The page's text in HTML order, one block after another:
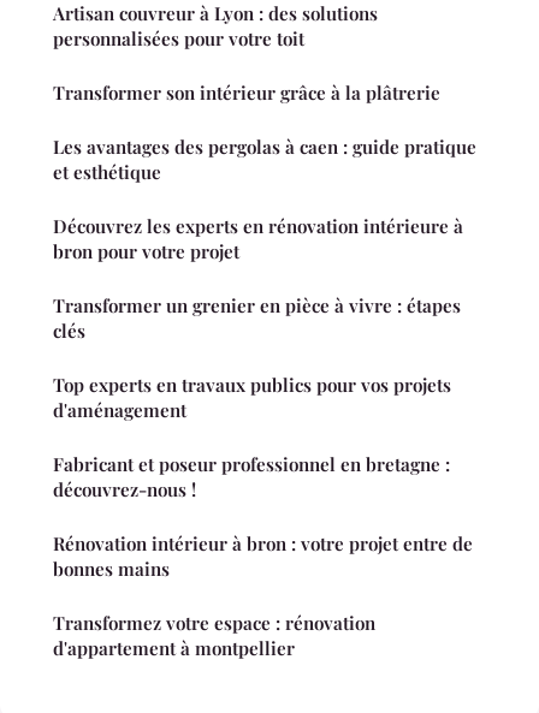
Artisan couvreur à Lyon : des solutions
personnalisées pour votre toit
Transformer son intérieur grâce à la plâtrerie
Les avantages des pergolas à caen : guide pratique
et esthétique
Découvrez les experts en rénovation intérieure à
bron pour votre projet
Transformer un grenier en pièce à vivre : étapes
clés
Top experts en travaux publics pour vos projets
d'aménagement
Fabricant et poseur professionnel en bretagne :
découvrez-nous !
Rénovation intérieur à bron : votre projet entre de
bonnes mains
Transformez votre espace : rénovation
d'appartement à montpellier